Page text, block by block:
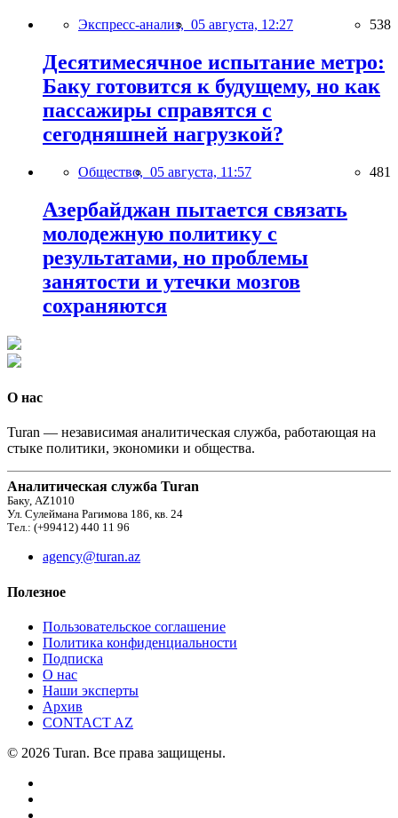
Экспресс-анализ, 05 августа, 12:27 538
Десятимесячное испытание метро:
Баку готовится к будущему, но как
пассажиры справятся с
сегодняшней нагрузкой?
Общество, 05 августа, 11:57 481
Азербайджан пытается связать
молодежную политику с
результатами, но проблемы
занятости и утечки мозгов
сохраняются
О нас
Turan — независимая аналитическая служба, работающая на
стыке политики, экономики и общества.
Аналитическая служба Turan
Баку, AZ1010
Ул. Сулеймана Рагимова 186, кв. 24
Тел.: (+99412) 440 11 96
agency@turan.az
Полезное
Пользовательское соглашение
Политика конфиденциальности
Подписка
О нас
Наши эксперты
Архив
CONTACT AZ
© 2026 Turan. Все права защищены.